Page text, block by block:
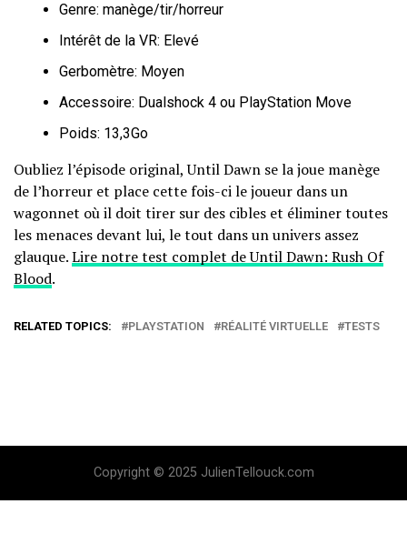
Genre: manège/tir/horreur
Intérêt de la VR: Elevé
Gerbomètre: Moyen
Accessoire: Dualshock 4 ou PlayStation Move
Poids: 13,3Go
Oubliez l’épisode original, Until Dawn se la joue manège
de l’horreur et place cette fois-ci le joueur dans un
wagonnet où il doit tirer sur des cibles et éliminer toutes
les menaces devant lui, le tout dans un univers assez
glauque.Lire notre test complet de Until Dawn: Rush Of
Blood.
RELATED TOPICS: PLAYSTATION RÉALITÉ VIRTUELLE TESTS
Copyright © 2025 JulienTellouck.com